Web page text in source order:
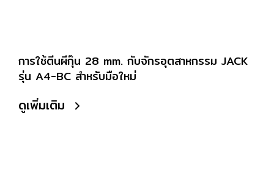
การใช้ตีนผีกุ๊น 28 mm. กับจักรอุตสาหกรรม JACK
รุ่น A4-BC สำหรับมือใหม่
ดูเพิ่มเติม